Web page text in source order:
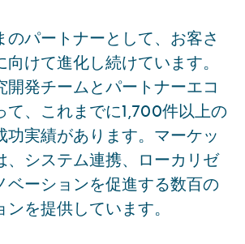
のパートナーとして、お客さ
けて進化し続けています。
開発チームとパートナーエコ
て、これまでに1,700件以上の
功実績があります。マーケッ
、システム連携、ローカリゼ
ベーションを促進する数百の
を提供しています。